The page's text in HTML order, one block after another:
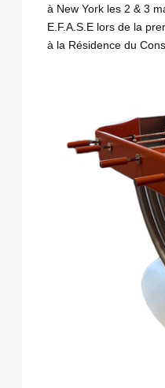
à New York les 2 & 3
E.F.A.S.E lors de la
à la Résidence du